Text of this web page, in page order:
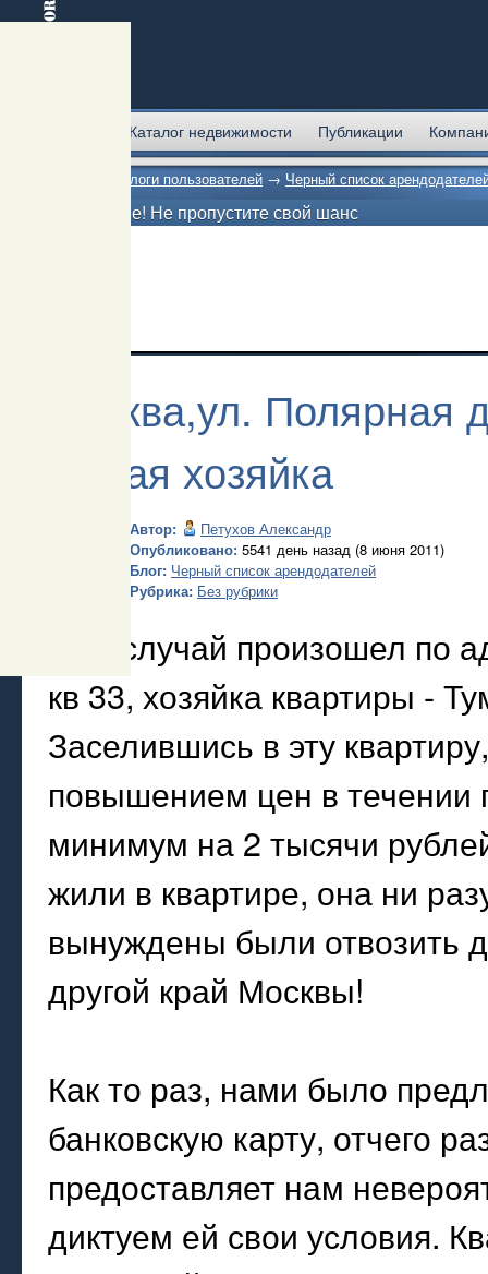
Каталог недвижимости Публикации
Блоги пользователей → Черный список
Внимание! Не пропустите свой шанс
Москва,ул. Полярная
грубая хозяйка
Автор:
Петухов Александр
Опубликовано: 5541 день назад (8 июня 2011)
Блог: Черный список арендодателей
Рубрика: Без рубрики
Мой случай произошел по
кв 33, хозяйка квартиры -
Заселившись в эту
повышением цен в течении
минимум на 2 тысячи
жили в квартире, она ни
вынуждены были отвозить
другой край Москвы!
Как то раз, нами было
банковскую карту, отчего
предоставляет нам
диктуем ей свои условия.